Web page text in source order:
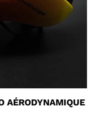
AÉRODYNAMIQUE